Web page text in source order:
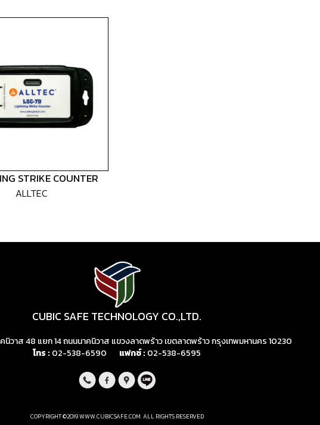
STRIKE COUNTER
ALLTEC
CUBIC SAFE TECHNOLOGY CO.,LTD.
วาส 48 แยก 14 ถนนนาคนิวาส แขวงลาดพร้าว เขตลาดพร้าว กรุงเทพมหานคร 10230
โทร : 02-538-6590 แฟกซ์ : 02-538-6595
COPYRIGHT ©2019 WWW.CUBICSAFE.COM. ALL RIGHTS RESERVED